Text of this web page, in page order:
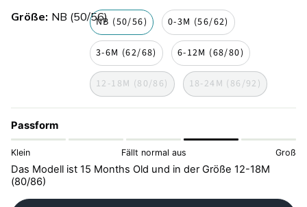
stripe
stripe
Größe NB (50/56)NB (50/56) 0-3M (56/62)
3-6M (62/68) 6-12M (68/80)
12-18M (80/86) 18-24M (86/92)
Passform
Klein Fällt normal aus Groß
Das Modell ist 15 Months Old und in der Größe 12-18M
(80/86)